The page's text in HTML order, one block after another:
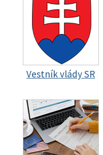
Vestník vlády SR